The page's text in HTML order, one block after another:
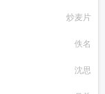
炒麦片
佚名
沈思